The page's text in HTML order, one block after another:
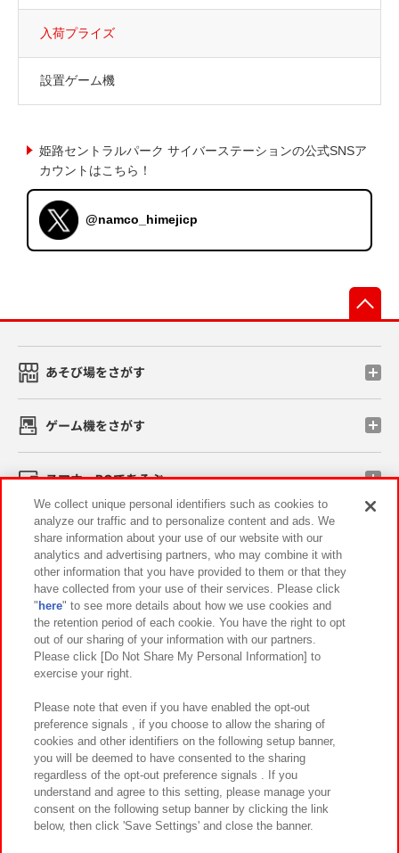
入荷プライズ
設置ゲーム機
姫路セントラルパーク サイバーステーションの公式SNSア
カウントはこちら！
@namco_himejicp
あそび場をさがす
ゲーム機をさがす
スマホ・PCであそぶ
イベント・キャンペーン
関連会社 サステナビリティ サイトポリシー
プライバシーポリシー ウェブアクセシビリティ方針と検証結果
お取引先さまとともに
カスタマーハラスメント対応方針 よくあるご質問・お問い合わせ
©Bandai Namco Amusement Inc.
We collect unique personal identifiers such as cookies to
analyze our traffic and to personalize content and ads. We
share information about your use of our website with our
analytics and advertising partners, who may combine it with
other information that you have provided to them or that they
have collected from your use of their services. Please click
" here" to see more details about how we use cookies and
the retention period of each cookie. You have the right to opt
out of our sharing of your information with our partners.
Please click [Do Not Share My Personal Information] to
exercise your right.
Please note that even if you have enabled the opt-out
preference signals , if you choose to allow the sharing of
cookies and other identifiers on the following setup banner,
you will be deemed to have consented to the sharing
regardless of the opt-out preference signals . If you
understand and agree to this setting, please manage your
consent on the following setup banner by clicking the link
below, then click 'Save Settings' and close the banner.